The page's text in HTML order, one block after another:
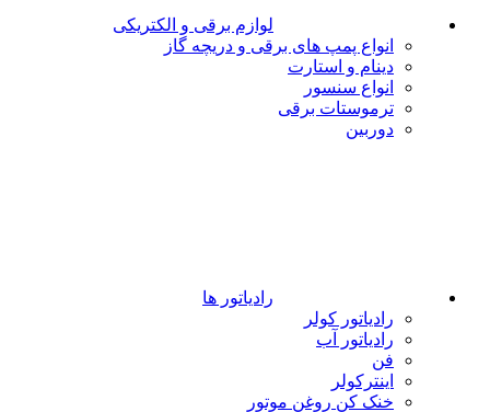
لوازم برقی و الکتریکی
انواع پمپ های برقی و دریچه گاز
دینام و استارت
انواع سنسور
ترموستات برقی
دوربین
رادیاتور ها
رادیاتور کولر
رادیاتور آب
فن
اینترکولر
خنک کن روغن موتور